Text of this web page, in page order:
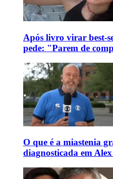
Após livro virar best-
pede: "Parem de
O que é a miastenia
diagnosticada em